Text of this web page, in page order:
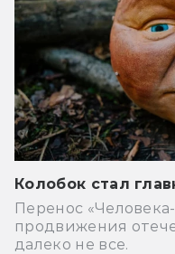
Колобок стал
Перенос
продвижения
далеко не все.